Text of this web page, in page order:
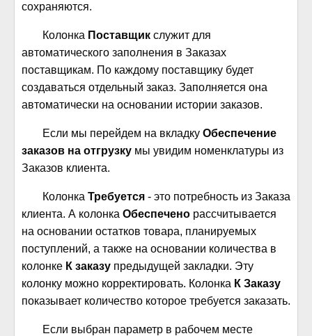
сохраняются.
Колонка Поставщик служит для
автоматического заполнения в Заказах
поставщикам. По каждому поставщику будет
создаваться отдельный заказ. Заполняется она
автоматически на основании истории заказов.
Если мы перейдем на вкладку Обеспечение
заказов на отгрузку мы увидим номенклатуры из
Заказов клиента.
Колонка Требуется - это потребность из Заказа
клиента. А колонка Обеспечено рассчитывается
на основании остатков товара, планируемых
поступлений, а также на основании количества в
колонке К заказу предыдущей закладки. Эту
колонку можно корректировать. Колонка К Заказу
показывает количество которое требуется заказать.
Если выбран параметр в рабочем месте